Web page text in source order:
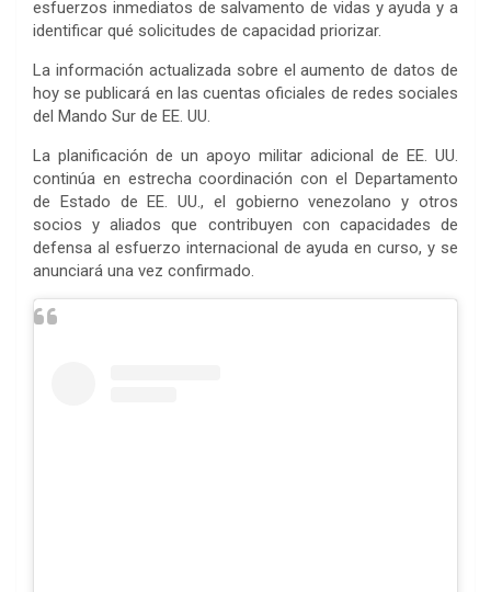
esfuerzos inmediatos de salvamento de vidas y ayuda y a
identificar qué solicitudes de capacidad priorizar.
La información actualizada sobre el aumento de datos de
hoy se publicará en las cuentas oficiales de redes sociales
del Mando Sur de EE. UU.
La planificación de un apoyo militar adicional de EE. UU.
continúa en estrecha coordinación con el Departamento
de Estado de EE. UU., el gobierno venezolano y otros
socios y aliados que contribuyen con capacidades de
defensa al esfuerzo internacional de ayuda en curso, y se
anunciará una vez confirmado.